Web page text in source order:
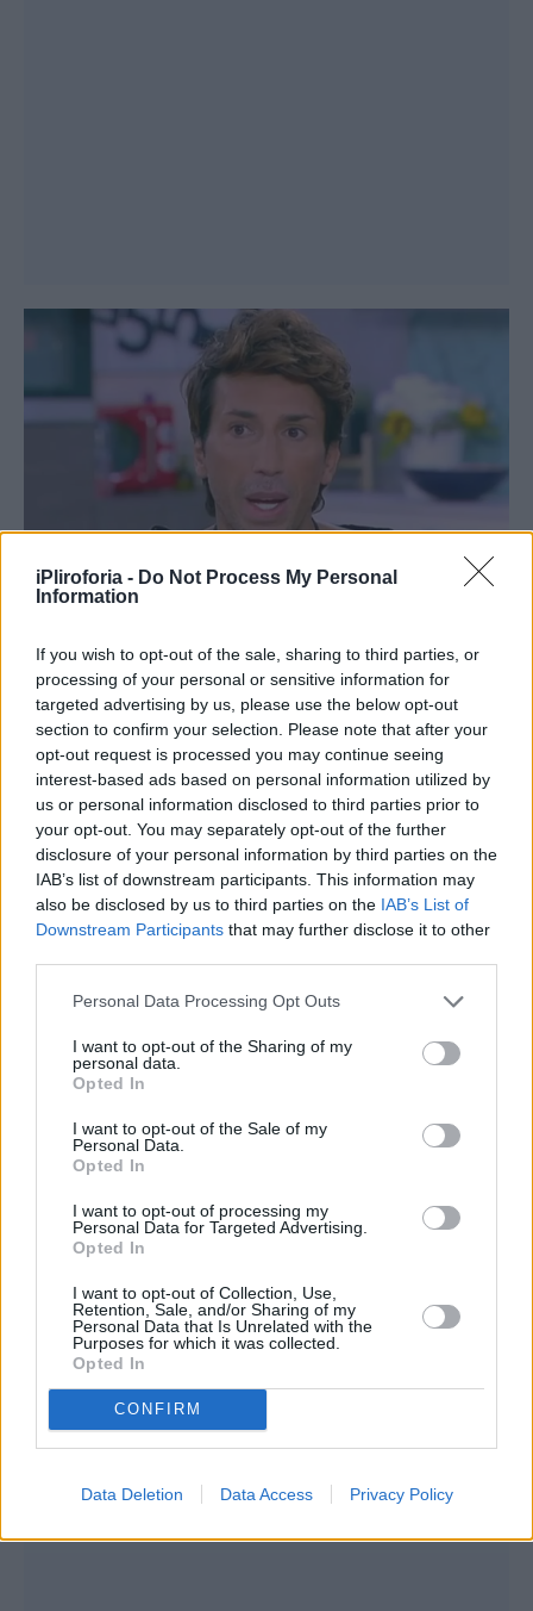
iPliroforia - Do Not Process My Personal
Information
If you wish to opt-out of the sale, sharing to third parties, or
processing of your personal or sensitive information for
targeted advertising by us, please use the below opt-out
section to confirm your selection. Please note that after your
opt-out request is processed you may continue seeing
interest-based ads based on personal information utilized by
us or personal information disclosed to third parties prior to
your opt-out. You may separately opt-out of the further
disclosure of your personal information by third parties on the
IAB’s list of downstream participants. This information may
also be disclosed by us to third parties on the IAB’s List of
Downstream Participants that may further disclose it to other
Personal Data Processing Opt Outs
I want to opt-out of the Sharing of my
personal data.
Opted In
I want to opt-out of the Sale of my
Personal Data.
Opted In
I want to opt-out of processing my
Personal Data for Targeted Advertising.
Opted In
I want to opt-out of Collection, Use,
Retention, Sale, and/or Sharing of my
Personal Data that Is Unrelated with the
Purposes for which it was collected.
Opted In
CONFIRM
Data Deletion Data Access Privacy Policy
Όταν η δημοσιογράφος της εκπομπής τον
ρώτησε τι λέει η πεθερά για το μωρό, εκείνος
είπε ότι δεν έχουν γνωριστεί ακόμα.
Εμείς να τους ευχηθούμε με το καλό να έρθει
το μωράκι τους στον κόσμο και να το χαρούν
με υγεία και ευτυχία.